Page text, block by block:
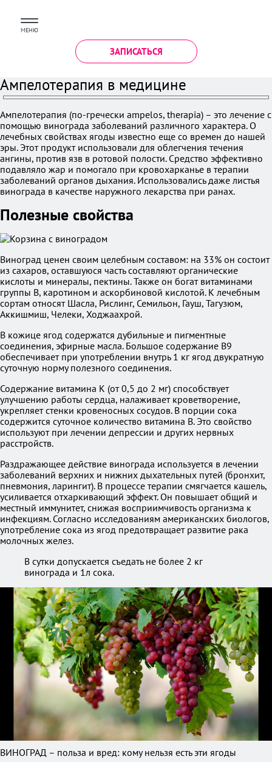
МЕНЮ
ЗАПИСАТЬСЯ
Ампелотерапия в медицине
Ампелотерапия (по-гречески ampelos, therapia) – это лечение с
помощью винограда заболеваний различного характера. О
лечебных свойствах ягоды известно еще со времен до нашей
эры. Этот продукт использовали для облегчения течения
ангины, против язв в ротовой полости. Средство эффективно
подавляло жар и помогало при кровохарканье в терапии
заболеваний органов дыхания. Использовались даже листья
винограда в качестве наружного лекарства при ранах.
Полезные свойства
Виноград ценен своим целебным составом: на 33% он состоит
из сахаров, оставшуюся часть составляют органические
кислоты и минералы, пектины. Также он богат витаминами
группы В, каротином и аскорбиновой кислотой. К лечебным
сортам относят Шасла, Рислинг, Семильон, Гауш, Тагузюм,
Аккишмиш, Челеки, Ходжаахрой.
В кожице ягод содержатся дубильные и пигментные
соединения, эфирные масла. Большое содержание В9
обеспечивает при употреблении внутрь 1 кг ягод двукратную
суточную норму полезного соединения.
Содержание витамина К (от 0,5 до 2 мг) способствует
улучшению работы сердца, налаживает кроветворение,
укрепляет стенки кровеносных сосудов. В порции сока
содержится суточное количество витамина В. Это свойство
используют при лечении депрессии и других нервных
расстройств.
Раздражающее действие винограда используется в лечении
заболеваний верхних и нижних дыхательных путей (бронхит,
пневмония, ларингит). В процессе терапии смягчается кашель,
усиливается отхаркивающий эффект. Он повышает общий и
местный иммунитет, снижая восприимчивость организма к
инфекциям. Согласно исследованиям американских биологов,
употребление сока из ягод предотвращает развитие рака
молочных желез.
В сутки допускается съедать не более 2 кг
винограда и 1л сока.
ВИНОГРАД – польза и вред: кому нельзя есть эти ягоды